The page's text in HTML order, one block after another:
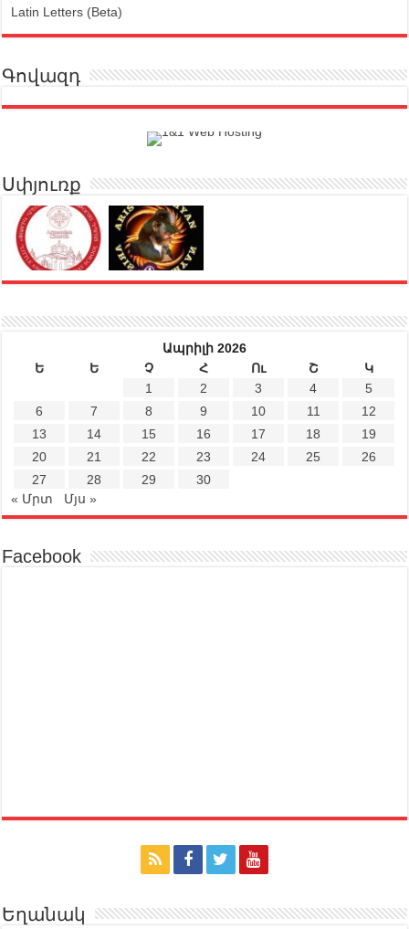
Latin Letters (Beta)
Գովազդ
Սփյուռք
Ապրիլի 2026
Ե
Ե Չ Հ Ու Շ
Կ
1
2 3 4
5
6
7 8 9 10 11
12
13
14 15 16 17 18
19
20
21 22 23 24 25
26
27
28 29
30
« Մրտ
Մյս »
Facebook
Եղանակ